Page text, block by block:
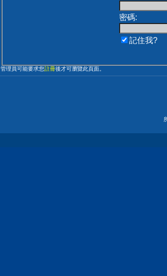
密碼:
記住我?
管理員可能要求您註冊後才可瀏覽此頁面。